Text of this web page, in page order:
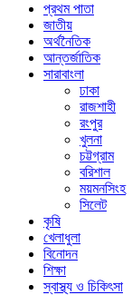
প্রথম পাতা
জাতীয়
অর্থনৈতিক
আন্তর্জাতিক
সারাবাংলা
ঢাকা
রাজশাহী
রংপুর
খুলনা
চট্টগ্রাম
বরিশাল
ময়মনসিংহ
সিলেট
কৃষি
খেলাধুলা
বিনোদন
শিক্ষা
স্বাস্থ্য ও চিকিৎসা